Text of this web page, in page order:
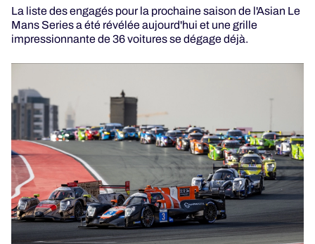
PROGRAMMES OFFICIELS
JEU OFFICIEL
HOSPITALITÉS
BILLETTERIE
24H LEMANS
La liste des engagés pour la prochaine saison de l'Asian Le
Mans Series a été révélée aujourd'hui et une grille
impressionnante de 36 voitures se dégage déjà.